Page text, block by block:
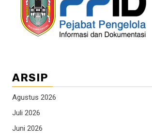
ARSIP
Agustus 2026
Juli 2026
Juni 2026